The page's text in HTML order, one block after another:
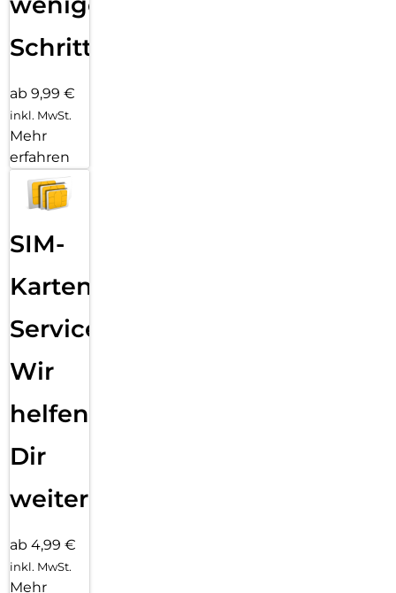
Schritten
ab 9,99 €
inkl. MwSt.
Mehr
erfahren
SIM-
Karten
Service:
Wir
helfen
Dir
weiter
ab 4,99 €
inkl. MwSt.
Mehr